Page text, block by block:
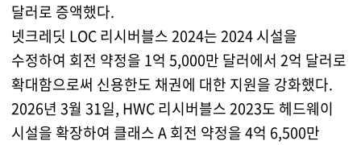
달러로 증액했다.
넷크레딧 LOC 리시버블스 2024는 2024 시설을
수정하여 회전 약정을 1억 5,000만 달러에서 2억 달러로
확대함으로써 신용한도 채권에 대한 지원을 강화했다.
2026년 3월 31일, HWC 리시버블스 2023도 헤드웨이
시설을 확장하여 클래스 A 회전 약정을 4억 6,500만